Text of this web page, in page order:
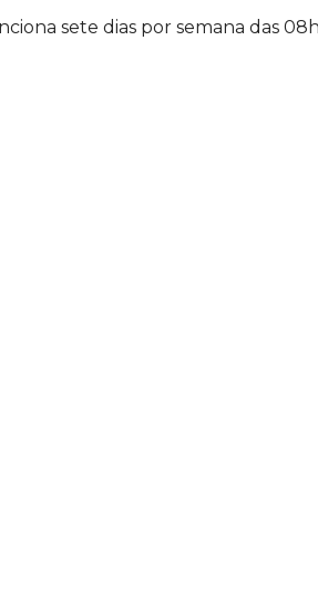
sete dias por semana das